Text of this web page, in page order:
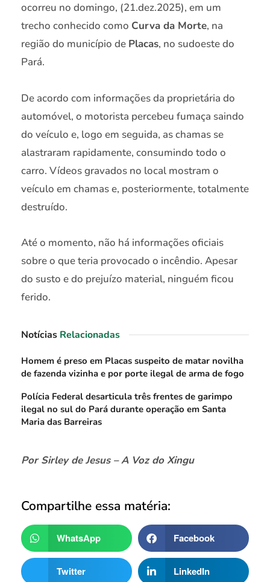
ocorreu no domingo, (21.dez.2025), em um
trecho conhecido como Curva da Morte, na
região do município de Placas, no sudoeste do
Pará.
De acordo com informações da proprietária do
automóvel, o motorista percebeu fumaça saindo
do veículo e, logo em seguida, as chamas se
alastraram rapidamente, consumindo todo o
carro. Vídeos gravados no local mostram o
veículo em chamas e, posteriormente, totalmente
destruído.
Até o momento, não há informações oficiais
sobre o que teria provocado o incêndio. Apesar
do susto e do prejuízo material, ninguém ficou
ferido.
Notícias Relacionadas
Homem é preso em Placas suspeito de matar novilha
de fazenda vizinha e por porte ilegal de arma de fogo
Polícia Federal desarticula três frentes de garimpo
ilegal no sul do Pará durante operação em Santa
Maria das Barreiras
Por Sirley de Jesus – A Voz do Xingu
Compartilhe essa matéria:
WhatsApp Facebook
Twitter LinkedIn